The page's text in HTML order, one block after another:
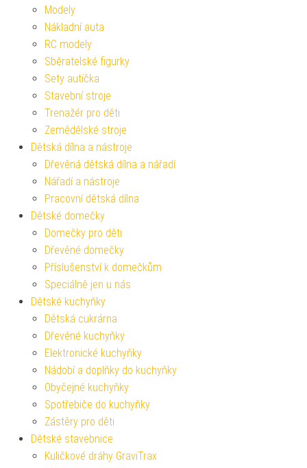
Modely
Nákladní auta
RC modely
Sběratelské figurky
Sety autíčka
Stavební stroje
Trenažér pro děti
Zemědělské stroje
Dětská dílna a nástroje
Dřevěná dětská dílna a nářadí
Nářadí a nástroje
Pracovní dětská dílna
Dětské domečky
Domečky pro děti
Dřevěné domečky
Příslušenství k domečkům
Speciálně jen u nás
Dětské kuchyňky
Dětská cukrárna
Dřevěné kuchyňky
Elektronické kuchyňky
Nádobí a doplňky do kuchyňky
Obyčejné kuchyňky
Spotřebiče do kuchyňky
Zástěry pro děti
Dětské stavebnice
Kuličkové dráhy GraviTrax